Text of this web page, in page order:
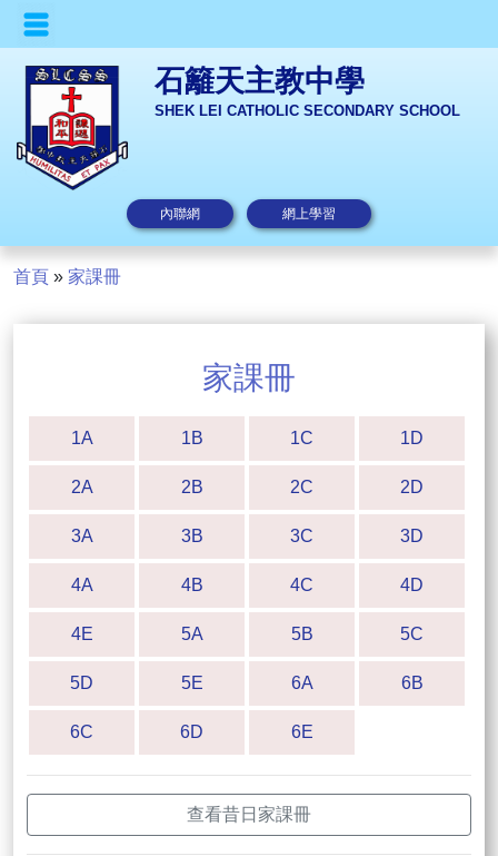
石籬天主教中學
SHEK LEI CATHOLIC SECONDARY SCHOOL
內聯網 網上學習
首頁 » 家課冊
家課冊
1A 1B 1C 1D
2A 2B 2C 2D
3A 3B 3C 3D
4A 4B 4C 4D
4E 5A 5B 5C
5D 5E 6A 6B
6C 6D 6E
查看昔日家課冊